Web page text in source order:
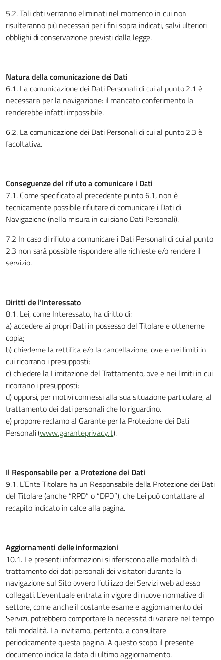
5.2. Tali dati verranno eliminati nel momento in cui non
risulteranno più necessari per i fini sopra indicati, salvi ulteriori
obblighi di conservazione previsti dalla legge.
Natura della comunicazione dei Dati
6.1. La comunicazione dei Dati Personali di cui al punto 2.1 è
necessaria per la navigazione: il mancato conferimento la
renderebbe infatti impossibile.
6.2. La comunicazione dei Dati Personali di cui al punto 2.3 è
facoltativa.
Conseguenze del rifiuto a comunicare i Dati
7.1. Come specificato al precedente punto 6.1, non è
tecnicamente possibile rifiutare di comunicare i Dati di
Navigazione (nella misura in cui siano Dati Personali).
7.2 In caso di rifiuto a comunicare i Dati Personali di cui al punto
2.3 non sarà possibile rispondere alle richieste e/o rendere il
servizio.
Diritti dell’Interessato
8.1. Lei, come Interessato, ha diritto di:
a) accedere ai propri Dati in possesso del Titolare e ottenerne
copia;
b) chiederne la rettifica e/o la cancellazione, ove e nei limiti in
cui ricorrano i presupposti;
c) chiedere la Limitazione del Trattamento, ove e nei limiti in cui
ricorrano i presupposti;
d) opporsi, per motivi connessi alla sua situazione particolare, al
trattamento dei dati personali che lo riguardino.
e) proporre reclamo al Garante per la Protezione dei Dati
Personali (www.garanteprivacy.it).
Il Responsabile per la Protezione dei Dati
9.1. L’Ente Titolare ha un Responsabile della Protezione dei Dati
del Titolare (anche “RPD” o “DPO”), che Lei può contattare al
recapito indicato in calce alla pagina.
Aggiornamenti delle informazioni
10.1. Le presenti informazioni si riferiscono alle modalità di
trattamento dei dati personali dei visitatori durante la
navigazione sul Sito ovvero l’utilizzo dei Servizi web ad esso
collegati. L’eventuale entrata in vigore di nuove normative di
settore, come anche il costante esame e aggiornamento dei
Servizi, potrebbero comportare la necessità di variare nel tempo
tali modalità. La invitiamo, pertanto, a consultare
periodicamente questa pagina. A questo scopo il presente
documento indica la data di ultimo aggiornamento.